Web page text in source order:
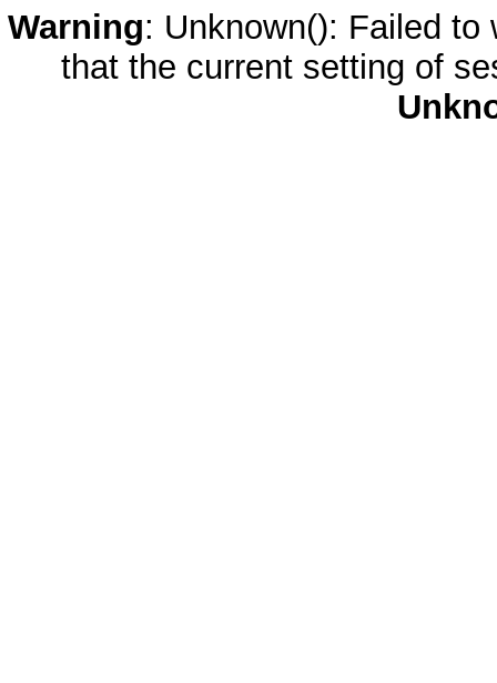
Warning: Unknown(): Failed
that the current setting of